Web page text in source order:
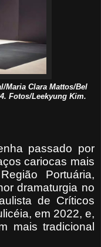
Maria Clara Mattos/Bel
Fotos/Leekyung Kim.
passado por
cariocas mais
Portuária,
dramaturgia no
de Críticos
em 2022, e,
mais tradicional